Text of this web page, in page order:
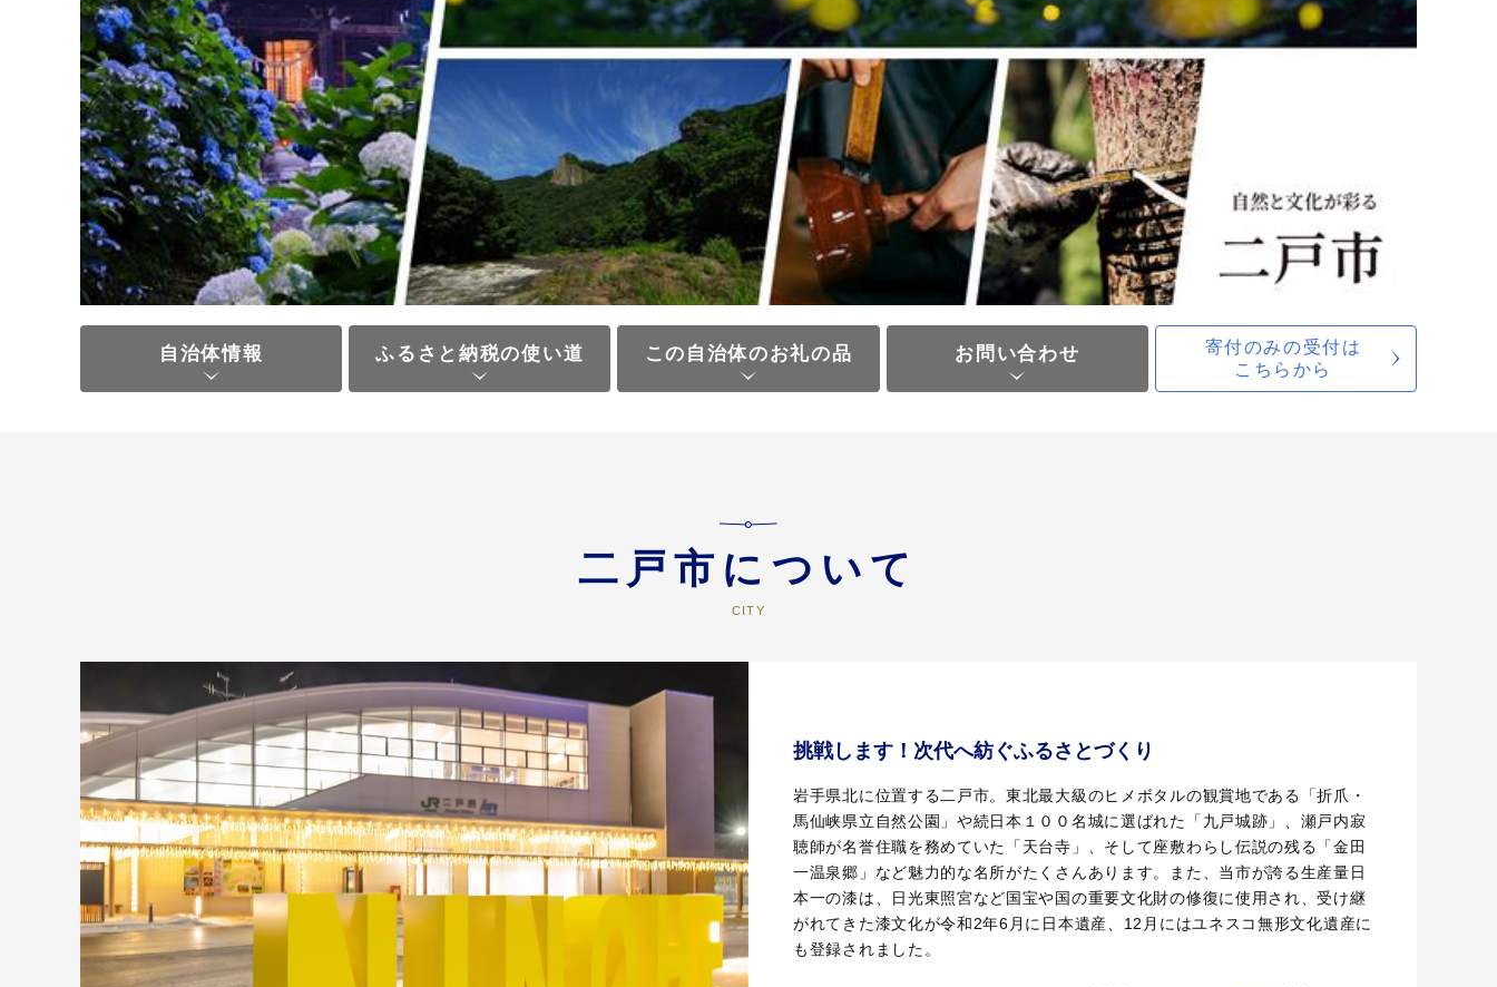
自治体情報 ふるさと納税の使い道 この自治体のお礼の品 お問い合わせ
寄付のみの受付は
こちらから
二戸市について
挑戦します！次代へ紡ぐふるさとづくり
岩手県北に位置する二戸市。東北最大級のヒメボタルの観賞地である「折爪・
馬仙峡県立自然公園」や続日本１００名城に選ばれた「九戸城跡」、瀬戸内寂
聴師が名誉住職を務めていた「天台寺」、そして座敷わらし伝説の残る「金田
一温泉郷」など魅力的な名所がたくさんあります。また、当市が誇る生産量日
本一の漆は、日光東照宮など国宝や国の重要文化財の修復に使用され、受け継
がれてきた漆文化が令和2年6月に日本遺産、12月にはユネスコ無形文化遺産に
も登録されました。